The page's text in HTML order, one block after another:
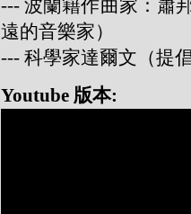
--- 波蘭籍作曲家：蕭
遠的音樂家）
--- 科學家達爾文（提
Youtube 版本: